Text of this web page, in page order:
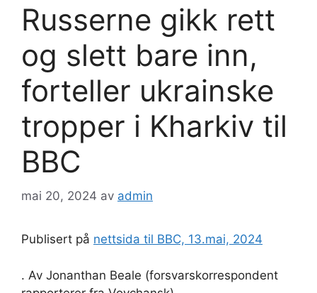
Russerne gikk rett
og slett bare inn,
forteller ukrainske
tropper i Kharkiv til
BBC
mai 20, 2024 av admin
Publisert på nettsida til BBC, 13.mai, 2024
. Av Jonanthan Beale (forsvarskorrespondent